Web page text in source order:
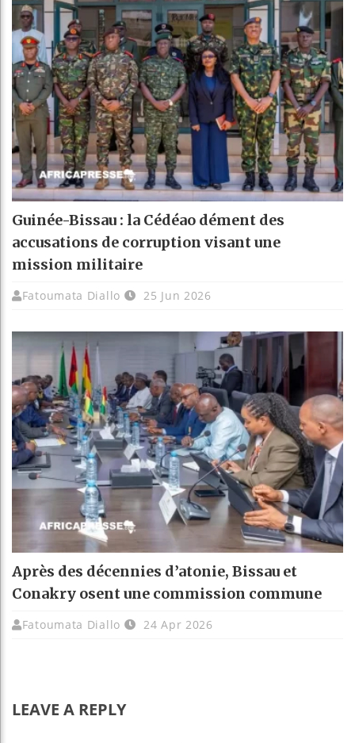
Guinée-Bissau : la Cédéao dément des
accusations de corruption visant une
mission militaire
Fatoumata Diallo 25 Jun 2026
Après des décennies d’atonie, Bissau et
Conakry osent une commission commune
Fatoumata Diallo 24 Apr 2026
LEAVE A REPLY